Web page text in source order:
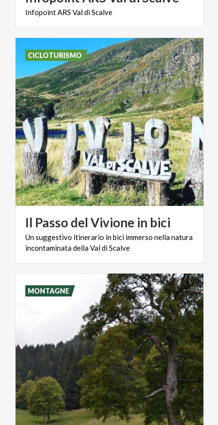
InfopointARS ValdiScalve
Il PassodelVivione in bici
Unsuggestivo itinerario inbici immerso nellanatura
incontaminatadellaValdiScalve
CICLOTURISMO
MONTAGNE